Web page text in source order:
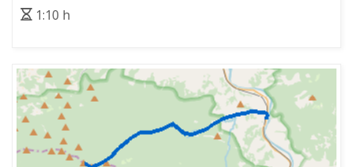
1:10 h